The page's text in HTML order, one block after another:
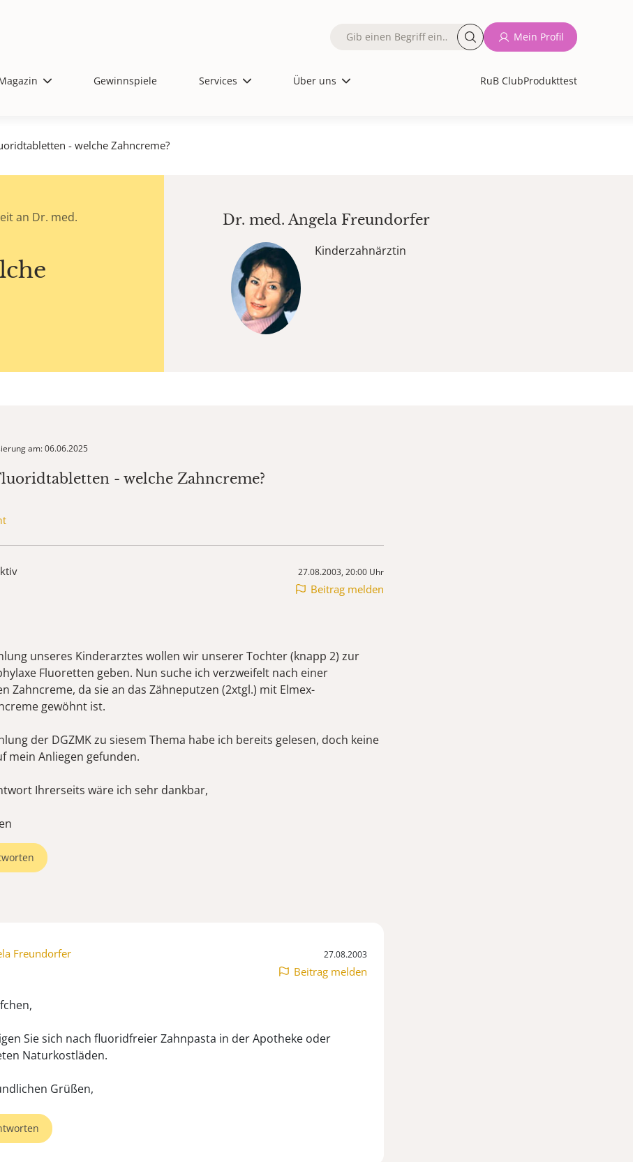
Gewinnspiele Services Über uns RuB ClubProdukttest
Fulltext
Mein Profil
- welche Zahncreme?
an Dr. med.
Dr. med.Angela Freundorfer
Kinderzahnärztin
am: 06.06.2025
- welche Zahncreme?
27.08.2003, 20:00 Uhr
Beitrag melden
unseres Kinderarztes wollen wir unserer Tochter (knapp 2) zur
Fluoretten geben. Nun suche ich verzweifelt nach einer
Zahncreme, da sie an das Zähneputzen (2xtgl.) mit Elmex-
gewöhnt ist.
der DGZMK zu siesem Thema habe ich bereits gelesen, doch keine
mein Anliegen gefunden.
Ihrerseits wäre ich sehr dankbar,
Freundorfer 27.08.2003
Beitrag melden
Sie sich nach fluoridfreier Zahnpasta in der Apotheke oder
Naturkostläden.
Grüßen,